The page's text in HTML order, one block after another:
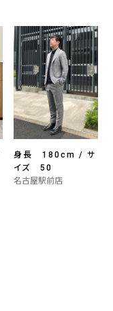
身長 180cm / サ
イズ 50
名古屋駅前店